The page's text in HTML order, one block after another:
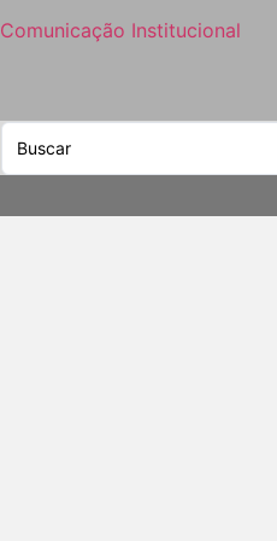
Comunicação Institucional